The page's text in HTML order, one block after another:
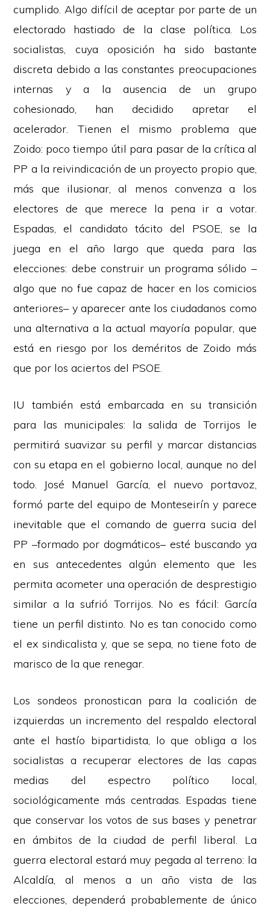
cumplido. Algo difícil de aceptar por parte de un
electorado hastiado de la clase política. Los
socialistas, cuya oposición ha sido bastante
discreta debido a las constantes preocupaciones
internas y a la ausencia de un grupo
cohesionado, han decidido apretar el
acelerador. Tienen el mismo problema que
Zoido: poco tiempo útil para pasar de la crítica al
PP a la reivindicación de un proyecto propio que,
más que ilusionar, al menos convenza a los
electores de que merece la pena ir a votar.
Espadas, el candidato tácito del PSOE, se la
juega en el año largo que queda para las
elecciones: debe construir un programa sólido –
algo que no fue capaz de hacer en los comicios
anteriores– y aparecer ante los ciudadanos como
una alternativa a la actual mayoría popular, que
está en riesgo por los deméritos de Zoido más
que por los aciertos del PSOE.
IU también está embarcada en su transición
para las municipales: la salida de Torrijos le
permitirá suavizar su perfil y marcar distancias
con su etapa en el gobierno local, aunque no del
todo. José Manuel García, el nuevo portavoz,
formó parte del equipo de Monteseirín y parece
inevitable que el comando de guerra sucia del
PP –formado por dogmáticos– esté buscando ya
en sus antecedentes algún elemento que les
permita acometer una operación de desprestigio
similar a la sufrió Torrijos. No es fácil: García
tiene un perfil distinto. No es tan conocido como
el ex sindicalista y, que se sepa, no tiene foto de
marisco de la que renegar.
Los sondeos pronostican para la coalición de
izquierdas un incremento del respaldo electoral
ante el hastío bipartidista, lo que obliga a los
socialistas a recuperar electores de las capas
medias del espectro político local,
sociológicamente más centradas. Espadas tiene
que conservar los votos de sus bases y penetrar
en ámbitos de la ciudad de perfil liberal. La
guerra electoral estará muy pegada al terreno: la
Alcaldía, al menos a un año vista de las
elecciones, dependerá probablemente de único